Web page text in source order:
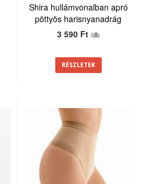
Shira hullámvonalban apró
pöttyös harisnyanadrág
20den
3 590 Ft/db
RÉSZLETEK